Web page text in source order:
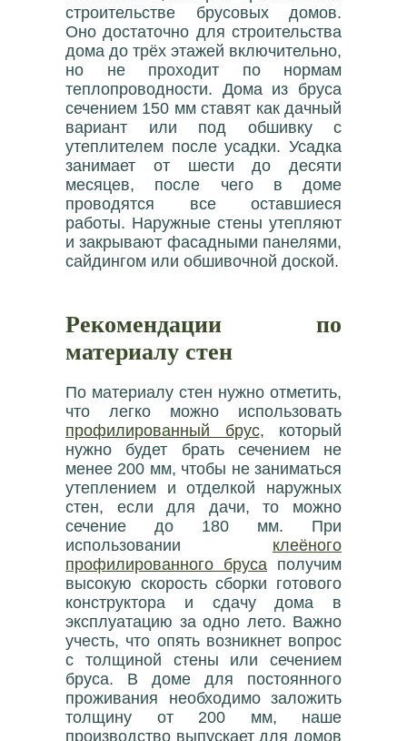
строительстве брусовых домов.
Оно достаточно для строительства
дома до трёх этажей включительно,
но не проходит по нормам
теплопроводности. Дома из бруса
сечением 150 мм ставят как дачный
вариант или под обшивку с
утеплителем после усадки. Усадка
занимает от шести до десяти
месяцев, после чего в доме
проводятся все оставшиеся
работы. Наружные стены утепляют
и закрывают фасадными панелями,
сайдингом или обшивочной доской.
Рекомендации по
материалу стен
По материалу стен нужно отметить,
что легко можно использовать
профилированный брус, который
нужно будет брать сечением не
менее 200 мм, чтобы не заниматься
утеплением и отделкой наружных
стен, если для дачи, то можно
сечение до 180 мм. При
использовании клеёного
профилированного бруса получим
высокую скорость сборки готового
конструктора и сдачу дома в
эксплуатацию за одно лето. Важно
учесть, что опять возникнет вопрос
с толщиной стены или сечением
бруса. В доме для постоянного
проживания необходимо заложить
толщину от 200 мм, наше
производство выпускает для домов